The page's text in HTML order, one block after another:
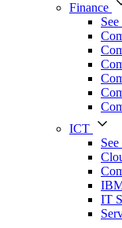
Finance
ICT
IT